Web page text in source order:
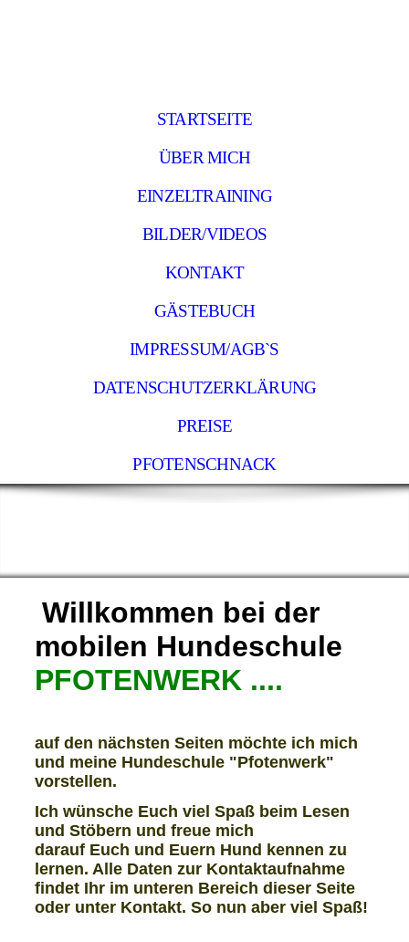
STARTSEITE
ÜBER MICH
EINZELTRAINING
BILDER/VIDEOS
KONTAKT
GÄSTEBUCH
IMPRESSUM/AGB`S
DATENSCHUTZERKLÄRUNG
PREISE
PFOTENSCHNACK
Willkommen bei der
mobilen Hundeschule
PFOTENWERK ....
auf den nächsten Seiten möchte ich mich
und meine Hundeschule "Pfotenwerk"
vorstellen.
Ich wünsche Euch viel Spaß beim Lesen
und Stöbern und freue mich
darauf Euch und Euern Hund kennen zu
lernen. Alle Daten zur Kontaktaufnahme
findet Ihr im unteren Bereich dieser Seite
oder unter Kontakt. So nun aber viel Spaß!